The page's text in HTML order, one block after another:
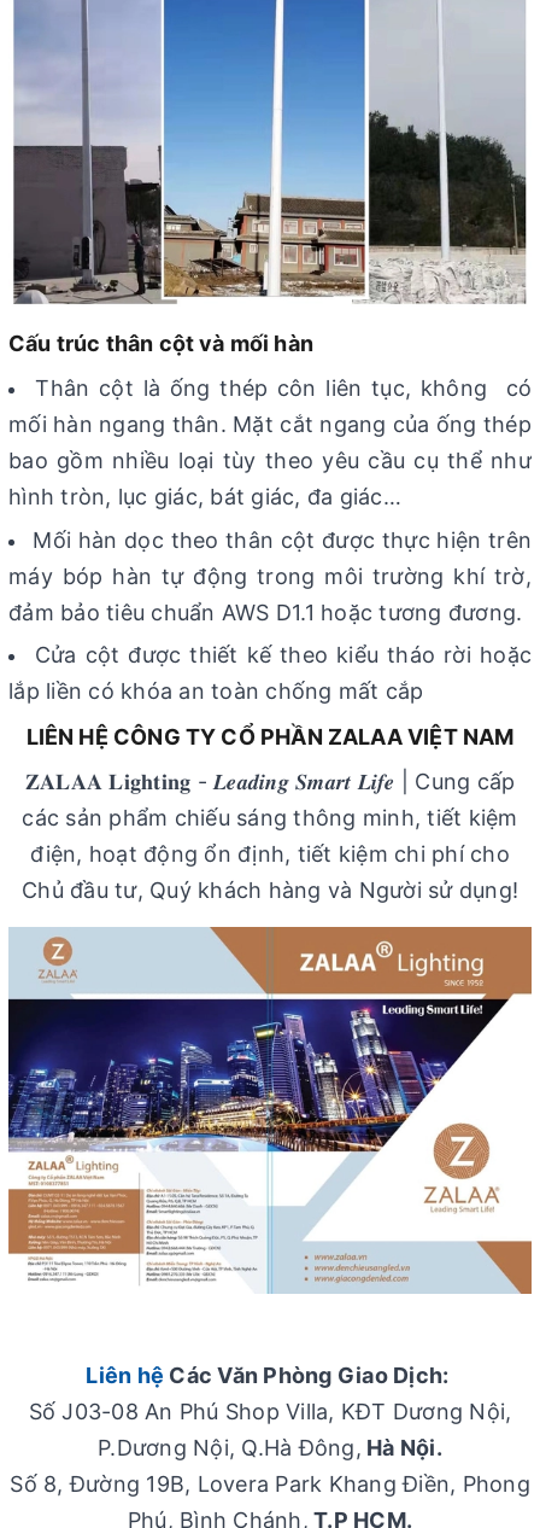
Cấu trúc thân cột và mối hàn
Thân cột là ống thép côn liên tục, không có
mối hàn ngang thân. Mặt cắt ngang của ống thép
bao gồm nhiều loại tùy theo yêu cầu cụ thể như
hình tròn, lục giác, bát giác, đa giác…
Mối hàn dọc theo thân cột được thực hiện trên
máy bóp hàn tự động trong môi trường khí trờ,
đảm bảo tiêu chuẩn AWS D1.1 hoặc tương đương.
Cửa cột được thiết kế theo kiểu tháo rời hoặc
lắp liền có khóa an toàn chống mất cắp
LIÊN HỆ CÔNG TY CỔ PHẦN ZALAA VIỆT NAM
𝐙𝐀𝐋𝐀𝐀 𝐋𝐢𝐠𝐡𝐭𝐢𝐧𝐠 - 𝑳𝒆𝒂𝒅𝒊𝒏𝒈 𝑺𝒎𝒂𝒓𝒕 𝑳𝒊𝒇𝒆 | Cung cấp
các sản phẩm chiếu sáng thông minh, tiết kiệm
điện, hoạt động ổn định, tiết kiệm chi phí cho
Chủ đầu tư, Quý khách hàng và Người sử dụng!
Liên hệ Các Văn Phòng Giao Dịch:
Số J03-08 An Phú Shop Villa, KĐT Dương Nội,
P.Dương Nội, Q.Hà Đông, Hà Nội.
Số 8, Đường 19B, Lovera Park Khang Điền, Phong
Phú, Bình Chánh, T.P HCM.